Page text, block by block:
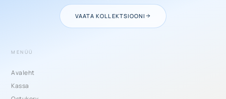
VAATA KOLLEKTSIOONI
MENÜÜ
Avaleht
Kassa